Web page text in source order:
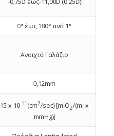
0° έως 180° ανά 1°
Ανοιχτό Γαλάζιο
0,12mm
15 x 10-11(cm2/sec) [mlO2/(ml x
mmHg)]